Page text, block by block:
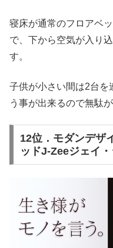
寝床が通常のフロアベ
で、下から空気が入り
す。
子供が小さい間は2台を
う事が出来るので無駄
12位．モダンデザ
ッドJ-Zeeジェイ